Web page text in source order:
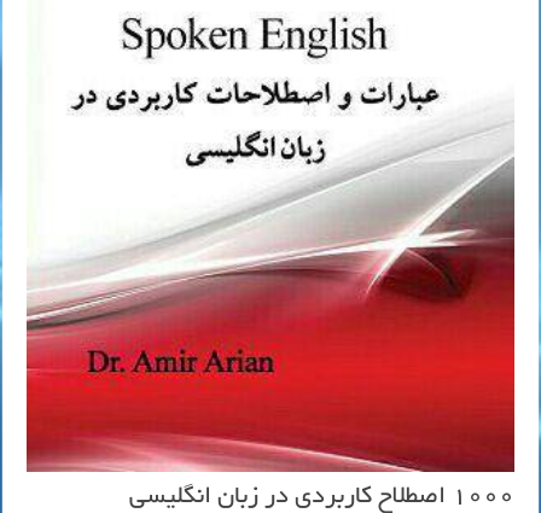
1000 اصطلاح کاربردی در زبان انگلیسی